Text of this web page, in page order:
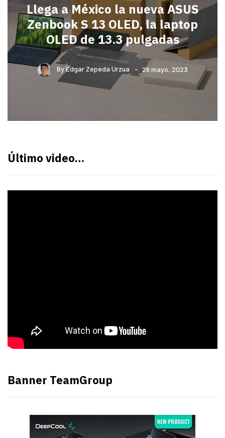
Llega a México la nueva ASUS
Zenbook S 13 OLED, la laptop
OLED de 13.3 pulgadas
ByEdgar Zepeda Urzua 26 mayo, 2023
Último video…
Banner TeamGroup